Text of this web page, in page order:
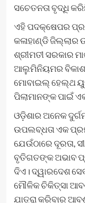
ସଚେତନତା ବୃଦ୍ଧି
ଏହି ପଦକ୍ଷେପର
କଳାହାଣ୍ଡି ଜିଲ୍ଲାର
ଶ୍ରୀମତୀ ସରକାର
ଆଲୁମିନିୟମର ବିକାଶ
ମୋବାଇଲ୍ ହେଲ୍ଥ
ପିଲାମାନଙ୍କ ପାଇଁ
ଓଡ଼ିଶାର ଅନେକ
ଉପଲବ୍ଧତା ଏକ
ଯେଉଁଠାରେ ଦୂରତା,
ବୃତିଗତଙ୍କ ଅଭାବ
ଦିଏ। ଦ୍ୱାରଦେଶ
ମୌଳିକ ଚିକିତ୍ସା
ଯାତ୍ରା କରିବାର